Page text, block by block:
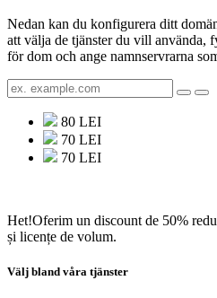
Nedan kan du konfigurera ditt
att välja de tjänster du vill använda,
för dom och ange namnservrarna
80 LEI
70 LEI
70 LEI
Het!Oferim un discount de 50%
și licențe de volum.
Välj bland våra tjänster